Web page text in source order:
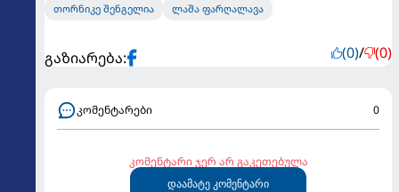
თორნიკე შენგელია
ლაშა ფარღალავა
გაზიარება: (0)/ (0)
კომენტარები 0
კომენტარი ჯერ არ გაკეთებულა
დაამატე კომენტარი